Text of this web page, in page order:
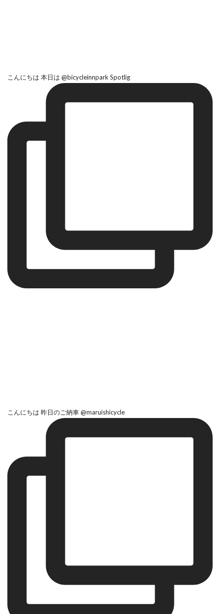
こんにちは 本日は @bicycleinnpark Spotlig
こんにちは 昨日のご納車 @maruishicycle